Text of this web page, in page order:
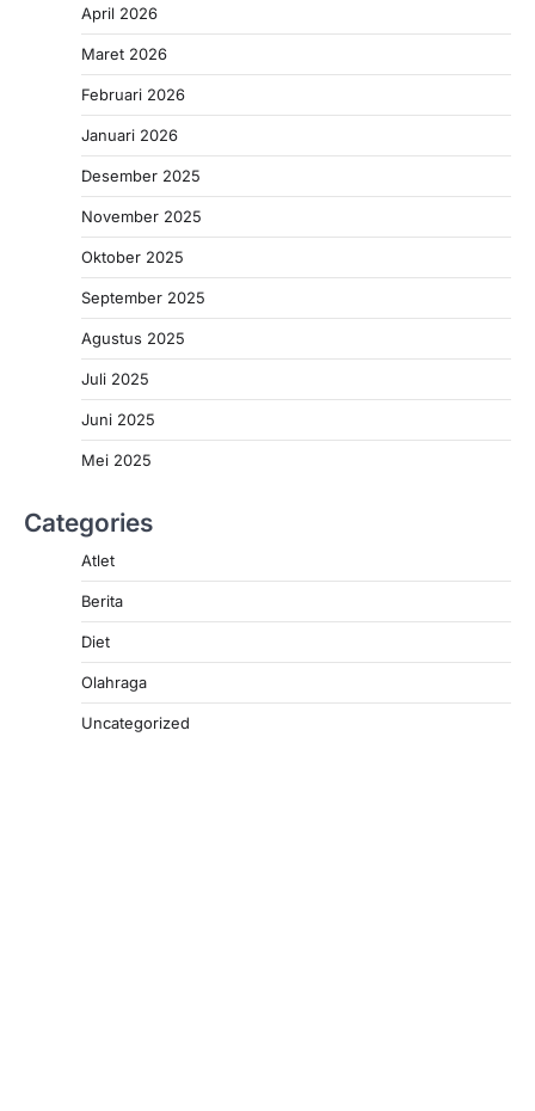
April 2026
Maret 2026
Februari 2026
Januari 2026
Desember 2025
November 2025
Oktober 2025
September 2025
Agustus 2025
Juli 2025
Juni 2025
Mei 2025
Categories
Atlet
Berita
Diet
Olahraga
Uncategorized